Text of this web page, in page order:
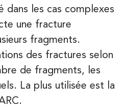
dans les cas complexes
une fracture
fragments.
des fractures selon
de fragments, les
La plus utilisée est la
92100 Boulogne-
92100 Boulogne-Billancourt